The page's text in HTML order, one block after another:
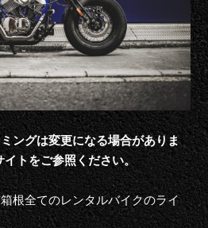
ングは変更になる場合がありま
イトをご参照ください。
根全てのレンタルバイクのライ